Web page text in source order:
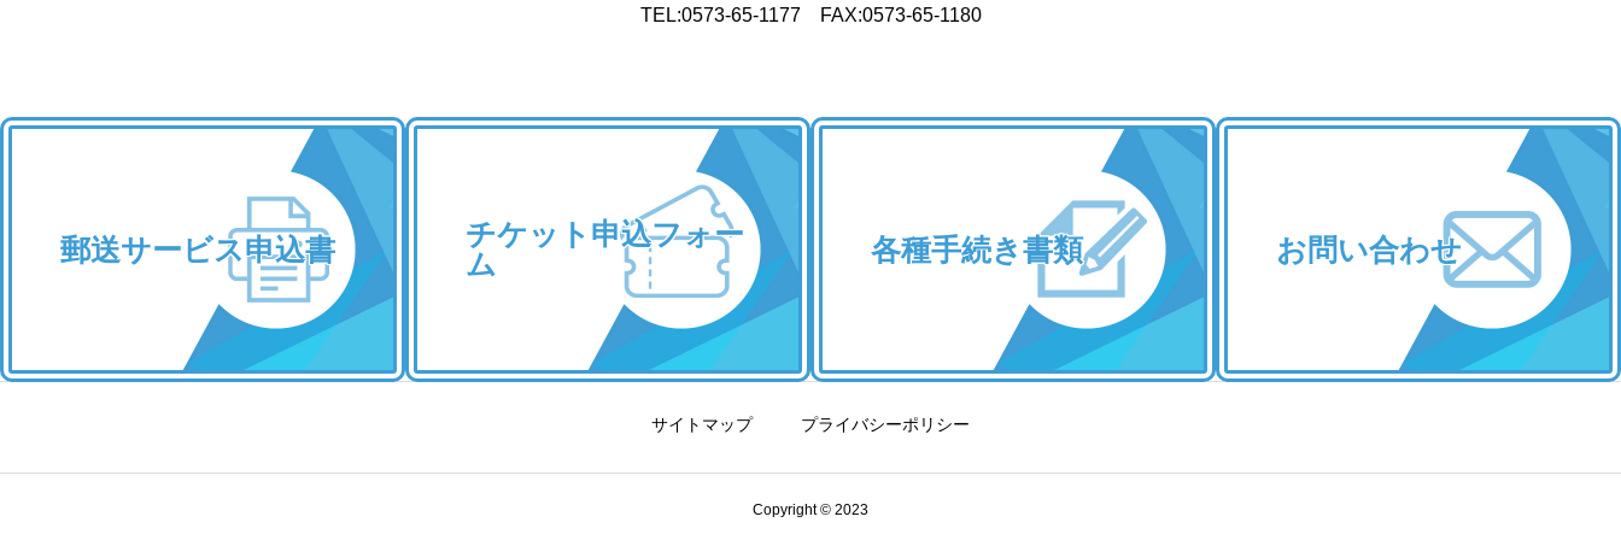
TEL:0573-65-1177 FAX:0573-65-1180
郵送サービス申込書
チケット申込フォー
ム
各種手続き書類 お問い合わせ
サイトマップ プライバシーポリシー
Copyright © 2023